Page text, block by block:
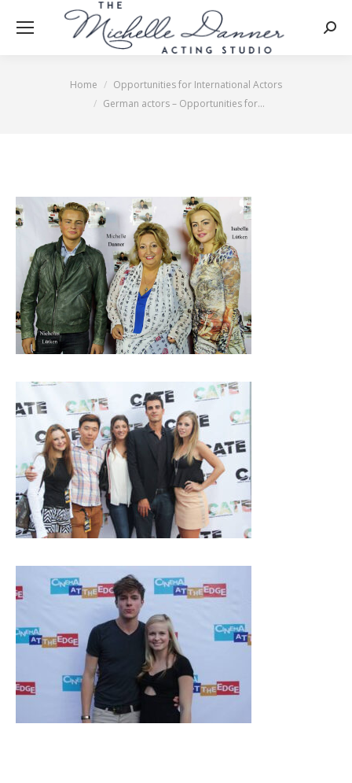
You are here:Home
Opportunities for International Actors
German actors – Opportunities for…